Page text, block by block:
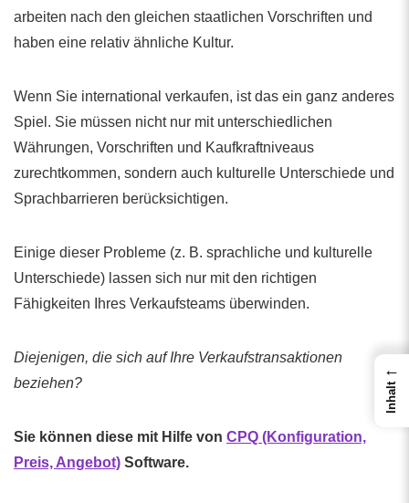
arbeiten nach den gleichen staatlichen Vorschriften und
haben eine relativ ähnliche Kultur.
Wenn Sie international verkaufen, ist das ein ganz anderes
Spiel. Sie müssen nicht nur mit unterschiedlichen
Währungen, Vorschriften und Kaufkraftniveaus
zurechtkommen, sondern auch kulturelle Unterschiede und
Sprachbarrieren berücksichtigen.
Einige dieser Probleme (z. B. sprachliche und kulturelle
Unterschiede) lassen sich nur mit den richtigen
Fähigkeiten Ihres Verkaufsteams überwinden.
Diejenigen, die sich auf Ihre Verkaufstransaktionen
beziehen?
Sie können diese mit Hilfe von CPQ (Konfiguration,
Preis, Angebot) Software.
←
Inhalt